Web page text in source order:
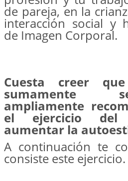
de pareja, en la
interacción social y
de Imagen Corporal.
Cuesta creer
sumamente
ampliamente
el ejercicio del
aumentar la
A continuación te
consiste este ejercicio.